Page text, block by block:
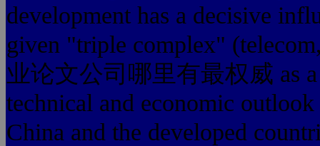
development has a decisive
given "triple complex"
业论文公司哪里有最权威 as
technical and economic
China and the developed